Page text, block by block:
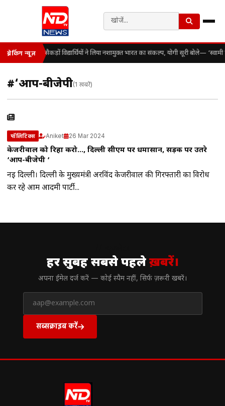
ब्रेकिंग न्यूज़ सैकड़ों विद्यार्थियों ने लिया नशामुक्त भारत का संकल्प, योगी सूरी बोले—
#‘आप-बीजेपी(1 खबरें)
पॉलिटिक्स Aniket 26 Mar 2024
केजरीवाल को रिहा करो…, दिल्ली सीएम पर धमासान, सड़क पर उतरे
‘आप-बीजेपी ‘
नई दिल्ली। दिल्ली के मुख्यमंत्री अरविंद केजरीवाल की गिरफ्तारी का विरोध
कर रहे आम आदमी पार्टी...
हर सुबह सबसे पहलेख़बरें।
अपना ईमेल दर्ज करें — कोई स्पैम नहीं, सिर्फ ज़रूरी खबरें।
सब्सक्राइब करें